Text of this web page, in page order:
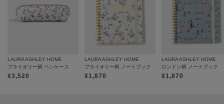
LAURA ASHLEY HOME
プライオリー柄 ペンケース
¥3,520
LAURA ASHLEY HOME
プライオリー柄 ノートブック
¥1,870
LAURA ASHLEY HOME
ロンドン柄 ノートブック
¥1,870